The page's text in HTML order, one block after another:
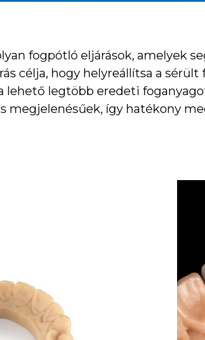
fogpótló eljárások, amelyek
célja, hogy helyreállítsa a
legtöbb eredeti
megjelenésűek, így hatékony